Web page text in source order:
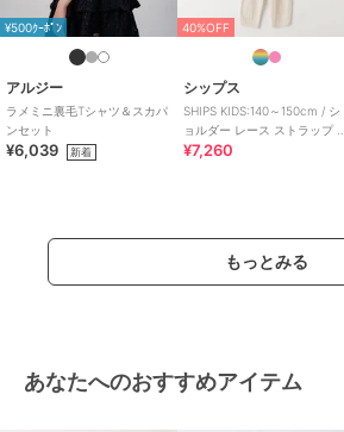
¥500ｸｰﾎﾟﾝ
アルジー
ラメミニ裏毛Tシャツ＆スカパ
ンセット
¥6,039 新着
40%OFF
シップス
SHIPS KIDS:140～150cm / シ
ョルダー レース ストラップ パ
ンツ
¥7,260
もっとみる
あなたへのおすすめアイテム